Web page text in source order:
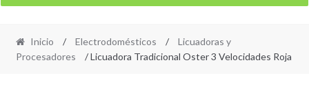
Inicio / Electrodomésticos /
Licuadoras y
Procesadores
/ Licuadora Tradicional Oster 3 Velocidades Roja